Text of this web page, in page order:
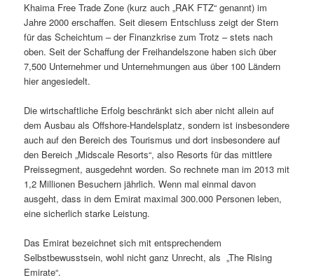
Khaima Free Trade Zone (kurz auch „RAK FTZ“ genannt) im
Jahre 2000 erschaffen. Seit diesem Entschluss zeigt der Stern
für das Scheichtum – der Finanzkrise zum Trotz – stets nach
oben. Seit der Schaffung der Freihandelszone haben sich über
7,500 Unternehmer und Unternehmungen aus über 100 Ländern
hier angesiedelt.
Die wirtschaftliche Erfolg beschränkt sich aber nicht allein auf
dem Ausbau als Offshore-Handelsplatz, sondern ist insbesondere
auch auf den Bereich des Tourismus und dort insbesondere auf
den Bereich „Midscale Resorts“, also Resorts für das mittlere
Preissegment, ausgedehnt worden. So rechnete man im 2013 mit
1,2 Millionen Besuchern jährlich. Wenn mal einmal davon
ausgeht, dass in dem Emirat maximal 300.000 Personen leben,
eine sicherlich starke Leistung.
Das Emirat bezeichnet sich mit entsprechendem
Selbstbewusstsein, wohl nicht ganz Unrecht, als „The Rising
Emirate“.